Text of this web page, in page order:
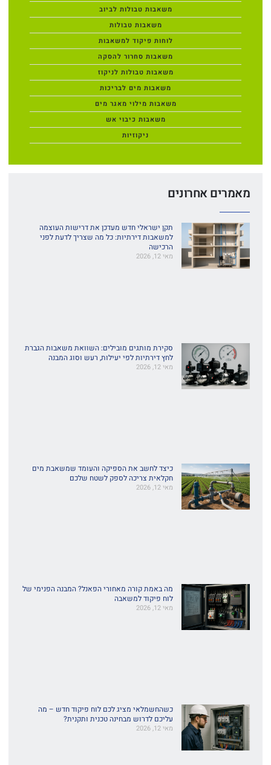
משאבות טבולות לביוב
משאבות טבולות
לוחות פיקוד למשאבות
משאבות סחרור להסקה
משאבות טבולות לניקוז
משאבות מים לבריכות
משאבות מילוי מאגר מים
משאבות כיבוי אש
ניקוזיות
מאמרים אחרונים
תקן ישראלי חדש מעדכן את דרישות העוצמה
למשאבות דירתיות: כל מה שצריך לדעת לפני
הרכישה
מאי 12, 2026
סקירת מותגים מובילים: השוואת משאבות הגברת
לחץ דירתיות לפי יעילות, רעש וסוג המבנה
מאי 12, 2026
כיצד לחשב את הספיקה והעומד שמשאבת מים
חקלאית צריכה לספק לשטח שלכם
מאי 12, 2026
מה באמת קורה מאחורי הפאנל? המבנה הפנימי של
לוח פיקוד למשאבה
מאי 12, 2026
כשהחשמלאי מציג לכם לוח פיקוד חדש – מה
עליכם לדרוש מבחינה טכנית ותקנית?
מאי 12, 2026